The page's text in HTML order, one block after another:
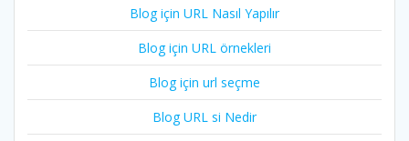
Blog için URL Nasıl Yapılır
Blog için URL örnekleri
Blog için url seçme
Blog URL si Nedir